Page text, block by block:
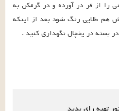
بسته در یخچال نگهداری کنید .
تهیه رای بدید